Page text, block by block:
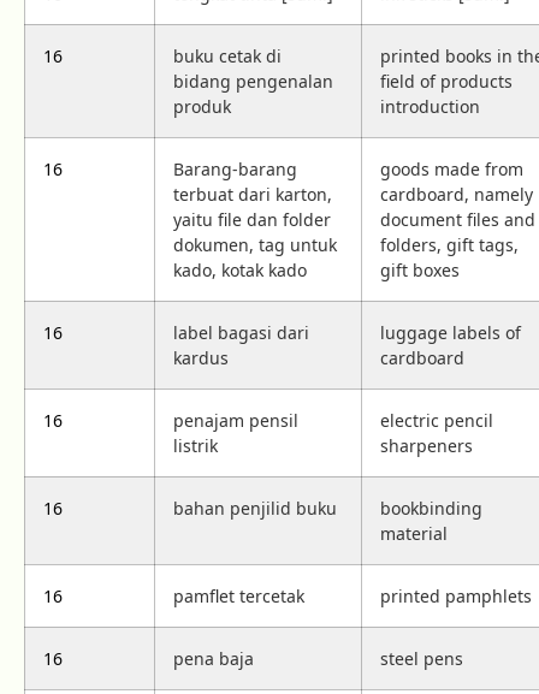
16
buku cetak di
bidang pengenalan
produk
printed books in
field of products
introduction
16
Barang-barang
terbuat dari karton,
yaitu file dan folder
dokumen, tag untuk
kado, kotak kado
goods made from
cardboard, namely
document files and
folders, gift tags,
gift boxes
16
label bagasi dari
kardus
luggage labels of
cardboard
16
penajam pensil
listrik
electric pencil
sharpeners
16 bahan penjilid buku
bookbinding
material
16 pamflet tercetak printed pamphlets
16 pena baja steel pens